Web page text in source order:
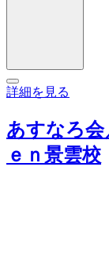
詳細を見る
あすなろ会
ｅｎ景雲校